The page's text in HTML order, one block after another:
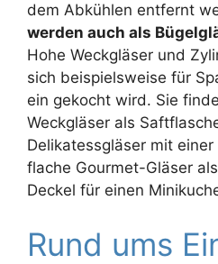
dem Abkühlen entfernt
werden auch als
Hohe Weckgläser und
sich beispielsweise für
ein gekocht wird. Sie
Weckgläser als
Delikatessgläser mit
flache Gourmet-Gläser
Deckel für einen
Rund ums